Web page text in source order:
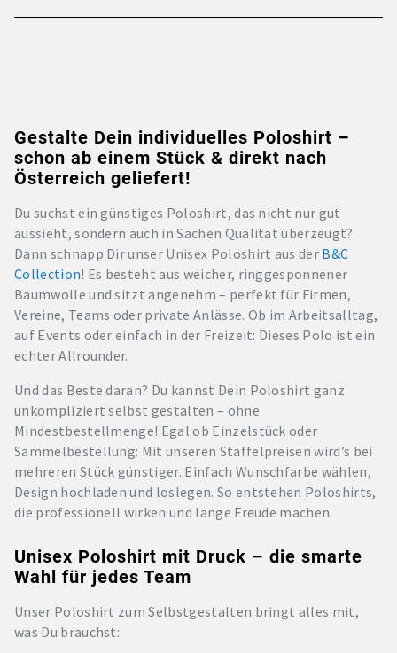
Gestalte Dein individuelles Poloshirt –
schon ab einem Stück & direkt nach
Österreich geliefert!
Du suchst ein günstiges Poloshirt, das nicht nur gut
aussieht, sondern auch in Sachen Qualität überzeugt?
Dann schnapp Dir unser Unisex Poloshirt aus der B&C
Collection! Es besteht aus weicher, ringgesponnener
Baumwolle und sitzt angenehm – perfekt für Firmen,
Vereine, Teams oder private Anlässe. Ob im Arbeitsalltag,
auf Events oder einfach in der Freizeit: Dieses Polo ist ein
echter Allrounder.
Und das Beste daran? Du kannst Dein Poloshirt ganz
unkompliziert selbst gestalten – ohne
Mindestbestellmenge! Egal ob Einzelstück oder
Sammelbestellung: Mit unseren Staffelpreisen wird’s bei
mehreren Stück günstiger. Einfach Wunschfarbe wählen,
Design hochladen und loslegen. So entstehen Poloshirts,
die professionell wirken und lange Freude machen.
Unisex Poloshirt mit Druck – die smarte
Wahl für jedes Team
Unser Poloshirt zum Selbstgestalten bringt alles mit,
was Du brauchst: